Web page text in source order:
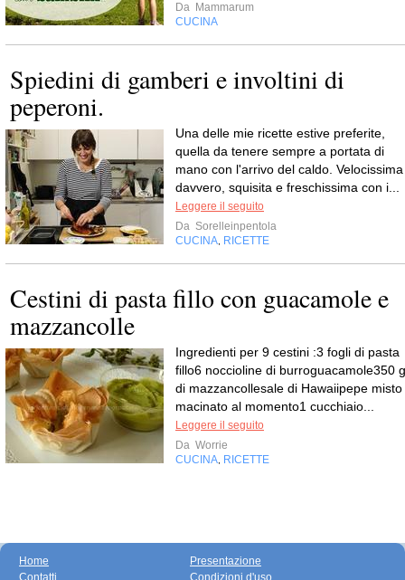
Da Mammarum
CUCINA
Spiedini di gamberi e involtini di
peperoni.
Una delle mie ricette estive preferite,
quella da tenere sempre a portata di
mano con l'arrivo del caldo. Velocissima
davvero, squisita e freschissima con i...
Leggere il seguito
Da Sorelleinpentola
CUCINA, RICETTE
Cestini di pasta fillo con guacamole e
mazzancolle
Ingredienti per 9 cestini :3 fogli di pasta
fillo6 noccioline di burroguacamole350 g
di mazzancollesale di Hawaiipepe misto
macinato al momento1 cucchiaio...
Leggere il seguito
Da Worrie
CUCINA, RICETTE
Home
Presentazione